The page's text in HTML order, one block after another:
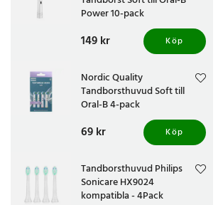
Power 10-pack
Pris :149 kr
149 kr Köp
Nordic Quality
Tandborsthuvud Soft till
Oral-B 4-pack
Pris:69 kr
69 kr Köp
Tandborsthuvud Philips
Sonicare HX9024
kompatibla - 4Pack